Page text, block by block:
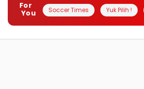
For
You
Soccer Times Yuk Pilih !